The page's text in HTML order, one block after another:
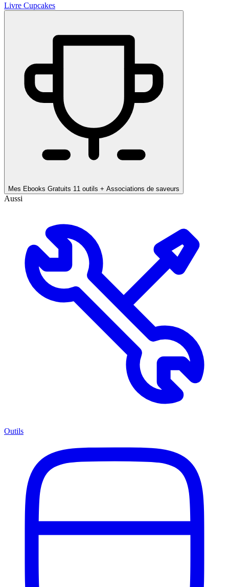
Livre Cupcakes
Mes Ebooks Gratuits 11 outils + Associations de saveurs
Aussi
Outils